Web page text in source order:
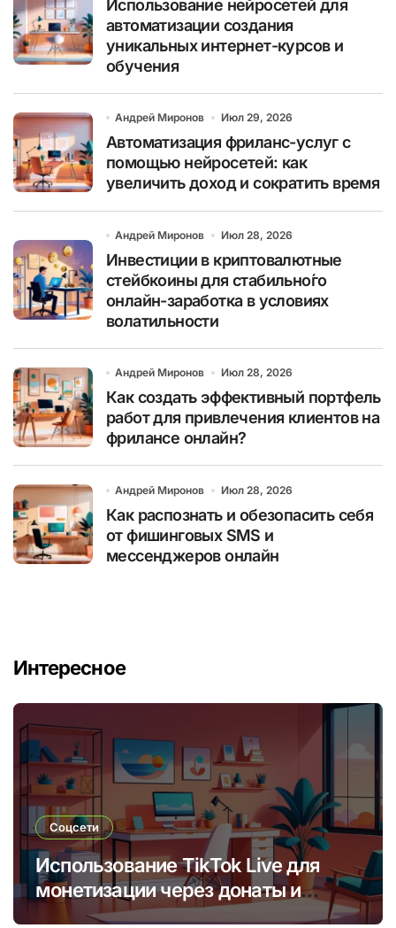
Использование нейросетей для
автоматизации создания
уникальных интернет-курсов и
обучения
Андрей Миронов Июл 29, 2026
Автоматизация фриланс-услуг с
помощью нейросетей: как
увеличить доход и сократить время
Андрей Миронов Июл 28, 2026
Инвестиции в криптовалютные
стейбкоины для стабильно́го
онлайн-заработка в условиях
волатильности
Андрей Миронов Июл 28, 2026
Как создать эффективный портфель
работ для привлечения клиентов на
фрилансе онлайн?
Андрей Миронов Июл 28, 2026
Как распознать и обезопасить себя
от фишинговых SMS и
мессенджеров онлайн
Интересное
Соцсети
Использование TikTok Live для
монетизации через донаты и
платные подписки